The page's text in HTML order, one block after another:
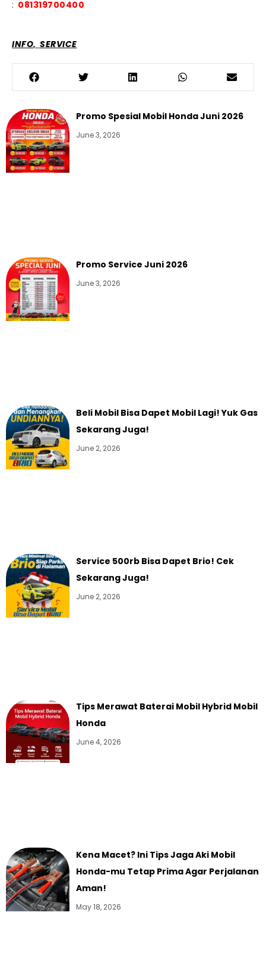
: 081319700400
INFO, SERVICE
Promo Spesial Mobil Honda Juni 2026
June 3, 2026
Promo Service Juni 2026
June 3, 2026
Beli Mobil Bisa Dapet Mobil Lagi! Yuk Gas
Sekarang Juga!
June 2, 2026
Service 500rb Bisa Dapet Brio! Cek
Sekarang Juga!
June 2, 2026
Tips Merawat Baterai Mobil Hybrid Mobil
Honda
June 4, 2026
Kena Macet? Ini Tips Jaga Aki Mobil
Honda-mu Tetap Prima Agar Perjalanan
Aman!
May 18, 2026